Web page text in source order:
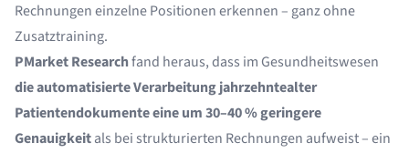
Rechnungen einzelne Positionen erkennen – ganz ohne
Zusatztraining.
PMarket Researchfand heraus, dass im Gesundheitswesen
die automatisierte Verarbeitung jahrzehntealter
Patientendokumente eine um 30–40 % geringere
Genauigkeitals bei strukturierten Rechnungen aufweist – ein